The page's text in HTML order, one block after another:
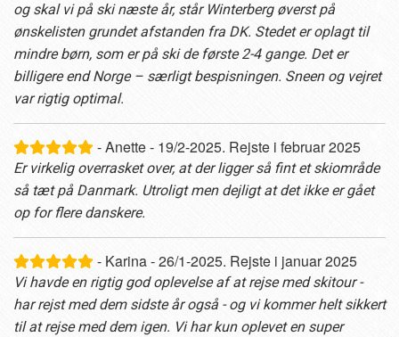
og skal vi på ski næste år, står Winterberg øverst på
ønskelisten grundet afstanden fra DK. Stedet er oplagt til
mindre børn, som er på ski de første 2-4 gange. Det er
billigere end Norge – særligt bespisningen. Sneen og vejret
var rigtig optimal.
- Anette - 19/2-2025. Rejste i februar 2025
Er virkelig overrasket over, at der ligger så fint et skiområde
så tæt på Danmark. Utroligt men dejligt at det ikke er gået
op for flere danskere.
- Karina - 26/1-2025. Rejste i januar 2025
Vi havde en rigtig god oplevelse af at rejse med skitour -
har rejst med dem sidste år også - og vi kommer helt sikkert
til at rejse med dem igen. Vi har kun oplevet en super